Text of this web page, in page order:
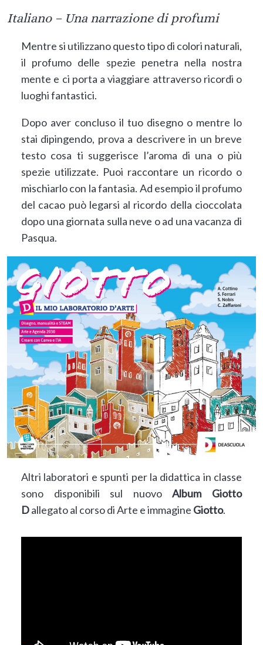
Italiano – Una narrazione di profumi
Mentre si utilizzano questo tipo di colori naturali,
il profumo delle spezie penetra nella nostra
mente e ci porta a viaggiare attraverso ricordi o
luoghi fantastici.
Dopo aver concluso il tuo disegno o mentre lo
stai dipingendo, prova a descrivere in un breve
testo cosa ti suggerisce l’aroma di una o più
spezie utilizzate. Puoi raccontare un ricordo o
mischiarlo con la fantasia. Ad esempio il profumo
del cacao può legarsi al ricordo della cioccolata
dopo una giornata sulla neve o ad una vacanza di
Pasqua.
Altri laboratori e spunti per la didattica in classe
sono disponibili sul nuovoAlbum Giotto
Dallegato al corso di Arte e immagine Giotto.